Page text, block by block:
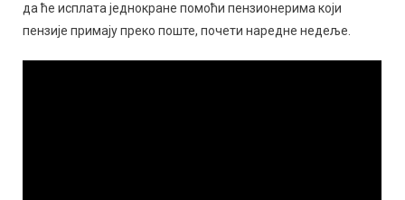
да ће исплата једнокране помоћи пензионерима који
пензије примају преко поште, почети наредне недеље.